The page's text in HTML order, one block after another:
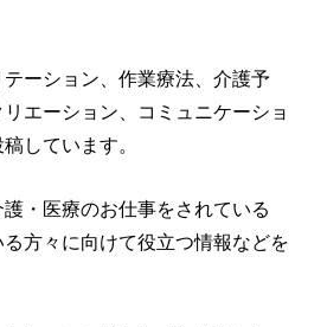
ーション、作業療法、介護予
エーション、コミュニケーショ
しています。
・医療のお仕事をされている
方々に向けて役立つ情報などを